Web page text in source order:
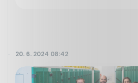
20. 6. 2024 08:42